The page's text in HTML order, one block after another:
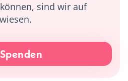
sind wir auf
Spenden